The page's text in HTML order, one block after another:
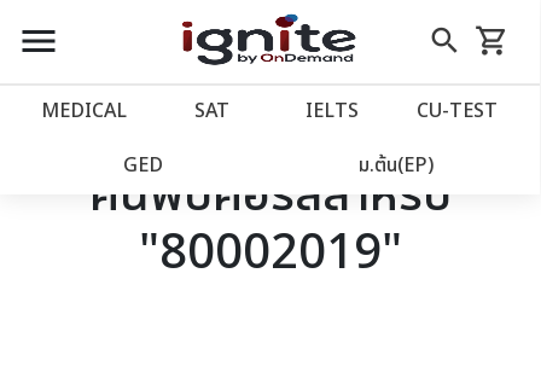
close
account_balance หน้าแรก
เว็บไซต์อิกไนท์
โปรโมชั่น
menu search
Skip
to
shopping_cart
รถเข็น
MEDICAL SAT IELTS CU‑TEST
GED ม.ต้น(EP)
ค้นพบคอร์สสำหรับ
"80002019"